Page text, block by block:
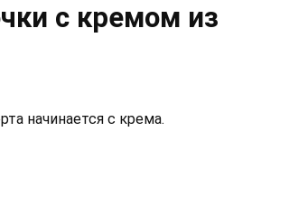
с кремом из
начинается с крема.